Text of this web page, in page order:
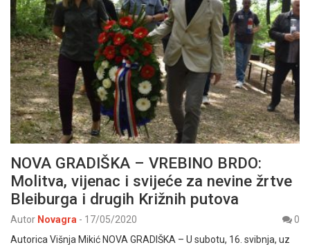
NOVA GRADIŠKA – VREBINO BRDO:
Molitva, vijenac i svijeće za nevine žrtve
Bleiburga i drugih Križnih putova
Autor Novagra - 17/05/2020
0
Autorica Višnja Mikić NOVA GRADIŠKA – U subotu, 16. svibnja, uz